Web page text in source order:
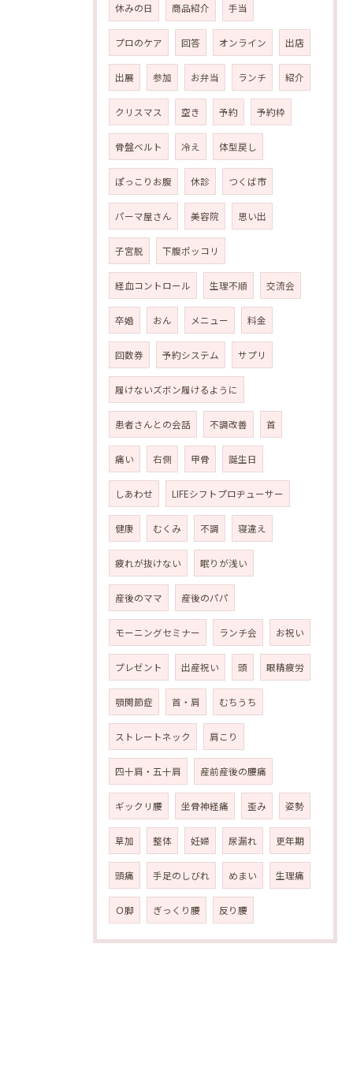
休みの日 商品紹介 手当
プロのケア 回答 オンライン 出店
出展 参加 お弁当 ランチ 紹介
クリスマス 空き 予約 予約枠
骨盤ベルト 冷え 体型戻し
ぽっこりお腹 休診 つくば市
パーマ屋さん 美容院 思い出
子宮脱 下腹ポッコリ
経血コントロール 生理不順 交流会
卒婚 おん メニュー 料金
回数券 予約システム サプリ
履けないズボン履けるように
患者さんとの会話 不調改善 首
痛い 右側 甲骨 誕生日
しあわせ LIFEシフトプロヂューサー
健康 むくみ 不調 寝違え
疲れが抜けない 眠りが浅い
産後のママ 産後のパパ
モーニングセミナー ランチ会 お祝い
プレゼント 出産祝い 頭 眼精疲労
顎関節症 首・肩 むちうち
ストレートネック 肩こり
四十肩・五十肩 産前産後の腰痛
ギックリ腰 坐骨神経痛 歪み 姿勢
草加 整体 妊婦 尿漏れ 更年期
頭痛 手足のしびれ めまい 生理痛
Ｏ脚 ぎっくり腰 反り腰